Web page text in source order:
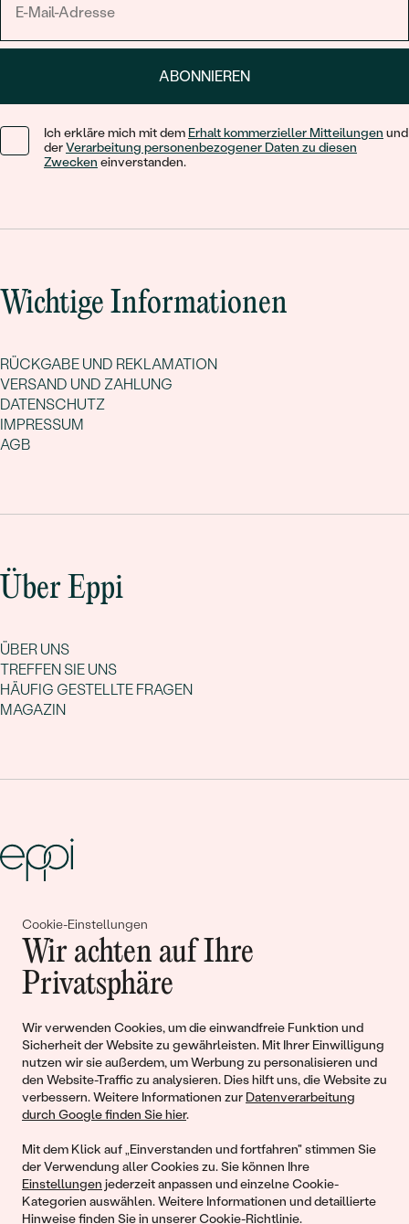
Cookie-Einstellungen
Wir achten auf Ihre
Privatsphäre
Wir verwenden Cookies, um die einwandfreie Funktion und
Sicherheit der Website zu gewährleisten. Mit Ihrer Einwilligung
nutzen wir sie außerdem, um Werbung zu personalisieren und
den Website-Traffic zu analysieren. Dies hilft uns, die Website zu
verbessern. Weitere Informationen zur Datenverarbeitung
durch Google finden Sie hier.
Mit dem Klick auf „Einverstanden und fortfahren" stimmen Sie
der Verwendung aller Cookies zu. Sie können Ihre
Einstellungen jederzeit anpassen und einzelne Cookie-
Kategorien auswählen. Weitere Informationen und detaillierte
Hinweise finden Sie in unsererCookie-Richtlinie.
ABONNIEREN
Ich erkläre mich mit dem Erhalt kommerzieller Mitteilungen und
derVerarbeitung personenbezogener Daten zu diesen
Zwecken einverstanden.
Wichtige Informationen
RÜCKGABE UND REKLAMATION
VERSAND UND ZAHLUNG
DATENSCHUTZ
IMPRESSUM
AGB
Über Eppi
ÜBER UNS
TREFFEN SIE UNS
HÄUFIG GESTELLTE FRAGEN
MAGAZIN
Gemeinsam erschaffen wir
Geschichten von Schönheit und
Liebe
Begleiten Sie uns!